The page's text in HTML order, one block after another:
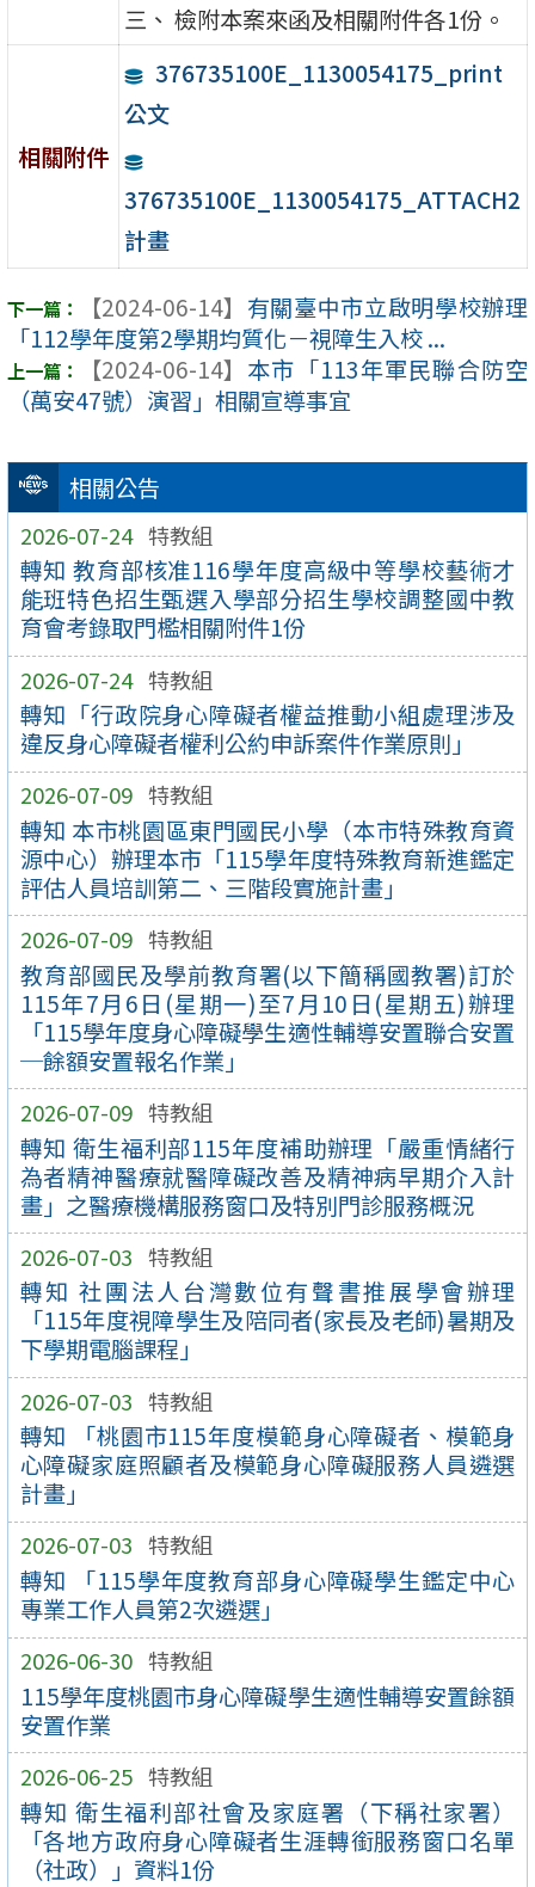
相關公告
2026-07-24 特教組
轉知 教育部核准116學年度高級中等學校藝術才
能班特色招生甄選入學部分招生學校調整國中教
育會考錄取門檻相關附件1份
2026-07-24 特教組
轉知「行政院身心障礙者權益推動小組處理涉及
違反身心障礙者權利公約申訴案件作業原則」
2026-07-09 特教組
轉知 本市桃園區東門國民小學（本市特殊教育資
源中心）辦理本市「115學年度特殊教育新進鑑定
評估人員培訓第二、三階段實施計畫」
2026-07-09 特教組
教育部國民及學前教育署(以下簡稱國教署)訂於
115年7月6日(星期一)至7月10日(星期五)辦理
「115學年度身心障礙學生適性輔導安置聯合安置
─餘額安置報名作業」
2026-07-09 特教組
轉知 衛生福利部115年度補助辦理「嚴重情緒行
為者精神醫療就醫障礙改善及精神病早期介入計
畫」之醫療機構服務窗口及特別門診服務概況
2026-07-03 特教組
轉知 社團法人台灣數位有聲書推展學會辦理
「115年度視障學生及陪同者(家長及老師)暑期及
下學期電腦課程」
2026-07-03 特教組
轉知 「桃園市115年度模範身心障礙者、模範身
心障礙家庭照顧者及模範身心障礙服務人員遴選
計畫」
2026-07-03 特教組
轉知 「115學年度教育部身心障礙學生鑑定中心
專業工作人員第2次遴選」
2026-06-30 特教組
115學年度桃園市身心障礙學生適性輔導安置餘額
安置作業
2026-06-25 特教組
轉知 衛生福利部社會及家庭署（下稱社家署）
「各地方政府身心障礙者生涯轉銜服務窗口名單
（社政）」資料1份
三、 檢附本案來函及相關附件各1份。
相關附件
376735100E_1130054175_print
公文
376735100E_1130054175_ATTACH2
計畫
【2024-06-14】 有關臺中市立啟明學校辦理
「112學年度第2學期均質化－視障生入校 ...
【2024-06-14】 本市「113年軍民聯合防空
（萬安47號）演習」相關宣導事宜